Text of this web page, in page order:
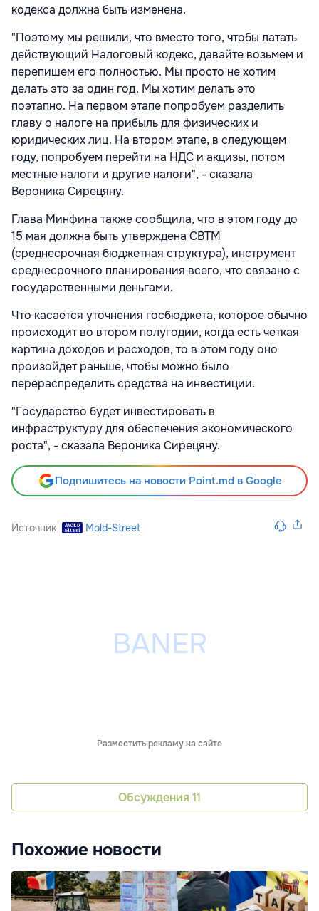
кодекса должна быть изменена.
"Поэтому мы решили, что вместо того, чтобы латать
действующий Налоговый кодекс, давайте возьмем и
перепишем его полностью. Мы просто не хотим
делать это за один год. Мы хотим делать это
поэтапно. На первом этапе попробуем разделить
главу о налоге на прибыль для физических и
юридических лиц. На втором этапе, в следующем
году, попробуем перейти на НДС и акцизы, потом
местные налоги и другие налоги", - сказала
Вероника Сирецяну.
Глава Минфина также сообщила, что в этом году до
15 мая должна быть утверждена CBTM
(среднесрочная бюджетная структура), инструмент
среднесрочного планирования всего, что связано с
государственными деньгами.
Что касается уточнения госбюджета, которое обычно
происходит во втором полугодии, когда есть четкая
картина доходов и расходов, то в этом году оно
произойдет раньше, чтобы можно было
перераспределить средства на инвестиции.
"Государство будет инвестировать в
инфраструктуру для обеспечения экономического
роста", - сказала Вероника Сирецяну.
Подпишитесь на новости Point.md в Google
Источник Mold-Street
Разместить рекламу на сайте
Обсуждения 11
Похожие новости